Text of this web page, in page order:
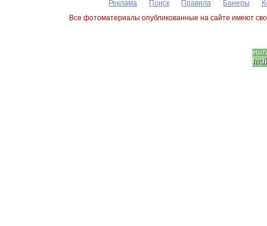
Реклама Поиск Правила Банеры
Все фотоматериалы опубликованные на сайте имеют